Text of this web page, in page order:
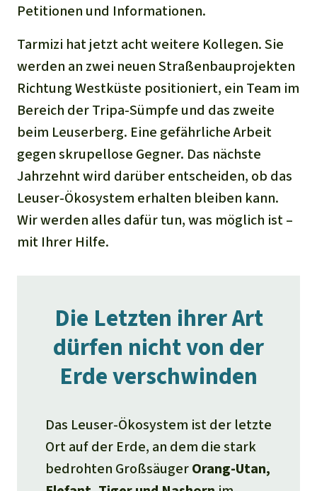
Petitionen und Informationen.
Tarmizi hat jetzt acht weitere Kollegen. Sie
werden an zwei neuen Straßenbauprojekten
Richtung Westküste positioniert, ein Team im
Bereich der Tripa-Sümpfe und das zweite
beim Leuserberg. Eine gefährliche Arbeit
gegen skrupellose Gegner. Das nächste
Jahrzehnt wird darüber entscheiden, ob das
Leuser-Ökosystem erhalten bleiben kann.
Wir werden alles dafür tun, was möglich ist –
mit Ihrer Hilfe.
Die Letzten ihrer Art
dürfen nicht von der
Erde verschwinden
Das Leuser-Ökosystem ist der letzte
Ort auf der Erde, an dem die stark
bedrohten GroßsäugerOrang-Utan,